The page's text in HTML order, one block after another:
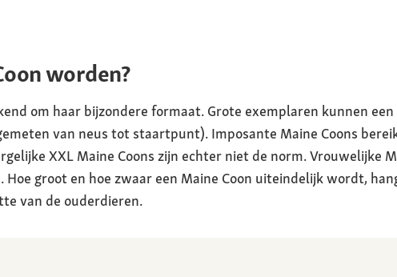
staart
een
wijd uit
neigt naar gezondheidsproblemen met
nieren, gewrichten en hart als gevolg van
fokken en grootte; grote drang om te
bewegen
Karakter
zachtaardig, sociaal, speels,
intelligent
worden?
om haar bijzondere formaat. Grote exemplaren kunnen
van neus tot staartpunt). Imposante Maine Coons
XXL Maine Coons zijn echter niet de norm. Vrouwelijke
groot en hoe zwaar een Maine Coon uiteindelijk wordt,
van de ouderdieren.